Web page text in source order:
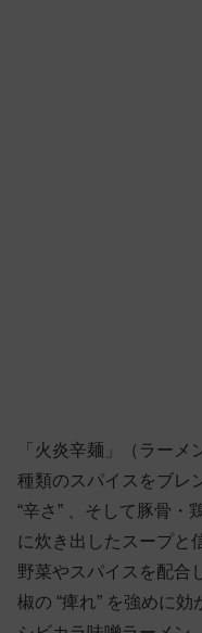
「火炎辛麺」（ラー
種類のスパイスをブレ
“辛さ” 、そして豚骨・
に炊き出したスープと
野菜やスパイスを配合
椒の “痺れ” を強めに